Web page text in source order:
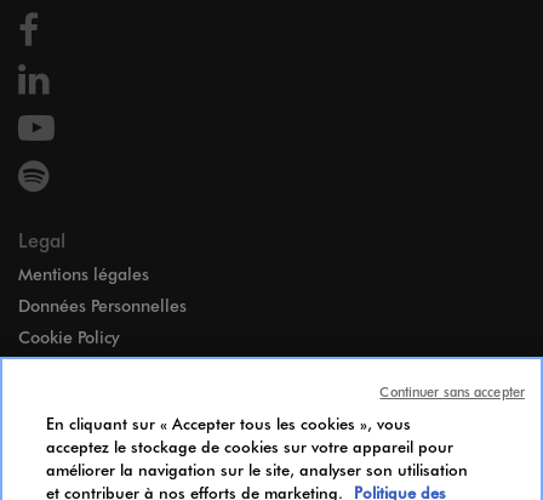
Legal
Mentions légales
Données Personnelles
Cookie Policy
Index égalité Femmes-Hommes
Notice d’Information Candidats
Paramètres des cookies
En cliquant sur « Accepter tous les cookies », vous
acceptez le stockage de cookies sur votre appareil pour
améliorer la navigation sur le site, analyser son utilisation
et contribuer à nos efforts de marketing.
Politique des
Continuer sans accepter